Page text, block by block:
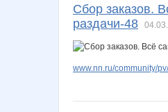
Сбор заказов.
раздачи-48
www.nn.ru/community/